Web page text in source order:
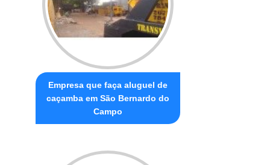
Empresa que faça aluguel de
caçamba em São Bernardo do
Campo